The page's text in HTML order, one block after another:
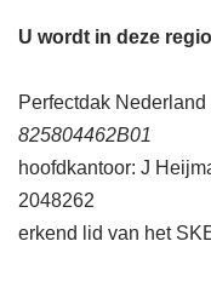
U wordt in deze
Perfectdak Nederland
825804462B01
hoofdkantoor: J
2048262
erkend lid van het